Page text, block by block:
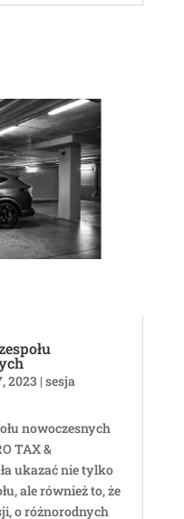
2023 | sesja
nowoczesnych
TAX &
ukazać nie tylko
ale również to, że
o różnorodnych